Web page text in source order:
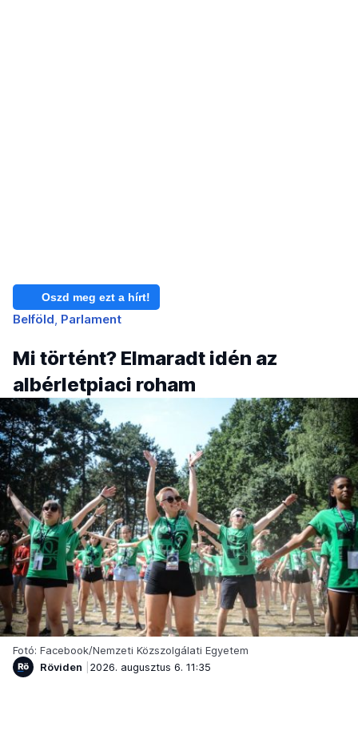
Oszd meg ezt a hírt!
Belföld Parlament
Mi történt? Elmaradt idén az
albérletpiaci roham
Fotó: Facebook/Nemzeti Közszolgálati Egyetem
Röviden
2026. augusztus 6. 11:35